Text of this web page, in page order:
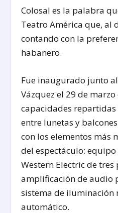
Colosal es la palabra
Teatro América que, al
contando con la
habanero.
Fue inaugurado junto
Vázquez el 29 de
capacidades
entre lunetas y
con los elementos más
del espectáculo:
Western Electric de tres
amplificación de audio
sistema de
automático.